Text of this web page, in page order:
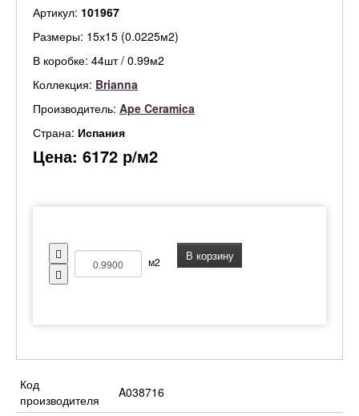
Артикул: 101967
Размеры: 15х15 (0.0225м2)
В коробке: 44шт / 0.99м2
Коллекция: Brianna
Производитель: Ape Ceramica
Страна: Испания
Цена: 6172 р/м2
м2 В корзину
Код
производителя
A038716